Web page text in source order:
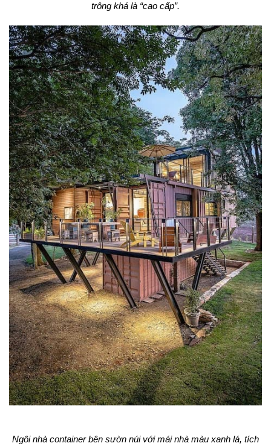
trông khá là “cao cấp”.
Ngôi nhà container bên sườn núi với mái nhà màu xanh lá, tích